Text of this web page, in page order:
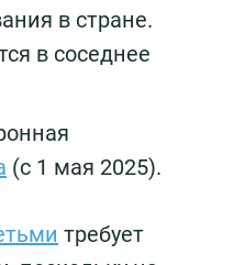
в стране.
в соседнее
(с 1 мая 2025).
требует